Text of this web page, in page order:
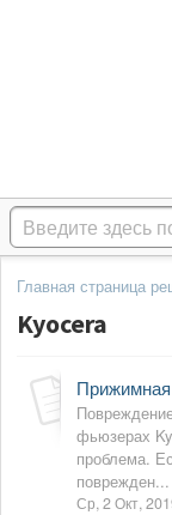
Главная страница
Kyocera
фьюзерах
проблема.
поврежден...
Ср, 2 Окт,